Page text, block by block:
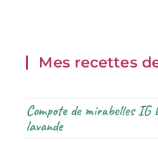
Mes recettes
Compote de mirabelles
lavande